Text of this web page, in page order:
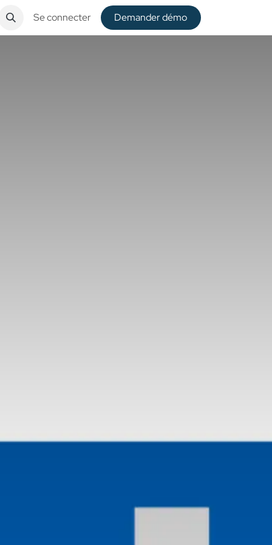
Se connecter De​​mander démo